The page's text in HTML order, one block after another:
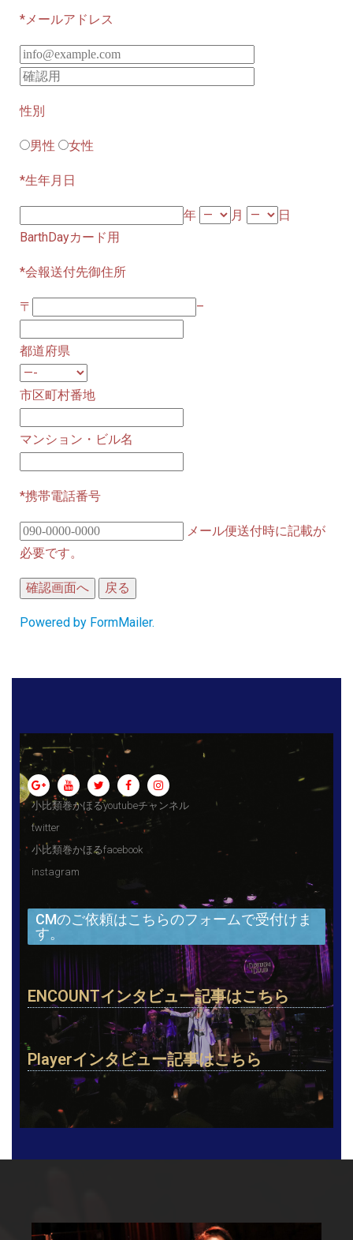
*メールアドレス
性別
男性 女性
*生年月日
年 月
日
BarthDayカード用
*会報送付先御住所
〒 –
都道府県
市区町村番地
マンション・ビル名
*携帯電話番号
メール便送付時に記載が
必要です。
Powered by FormMailer.
小比類巻かほるyoutubeチャンネル
twitter
小比類巻かほるfacebook
instagram
CMのご依頼はこちらのフォームで受付けま
す。
ENCOUNTインタビュー記事はこちら
Playerインタビュー記事はこちら